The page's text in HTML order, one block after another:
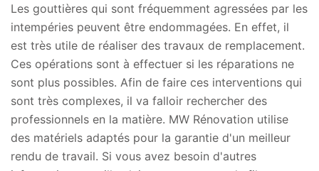
Les gouttières qui sont fréquemment agressées par les
intempéries peuvent être endommagées. En effet, il
est très utile de réaliser des travaux de remplacement.
Ces opérations sont à effectuer si les réparations ne
sont plus possibles. Afin de faire ces interventions qui
sont très complexes, il va falloir rechercher des
professionnels en la matière. MW Rénovation utilise
des matériels adaptés pour la garantie d'un meilleur
rendu de travail. Si vous avez besoin d'autres